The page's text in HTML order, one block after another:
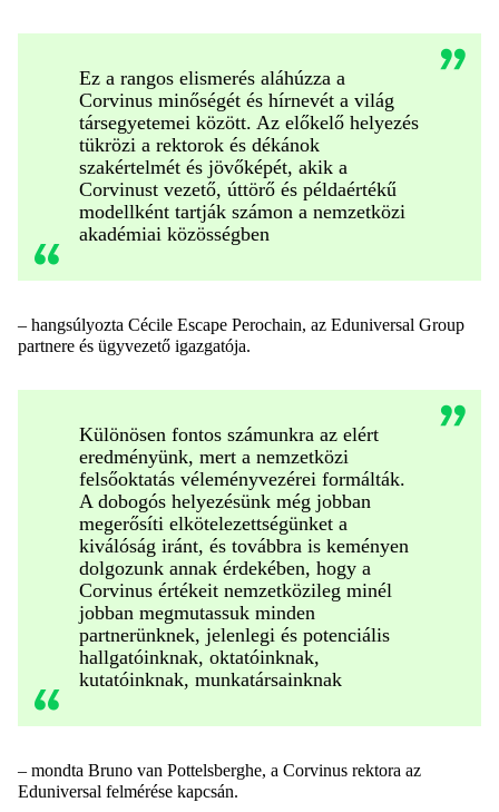
Ez a rangos elismerés aláhúzza a
Corvinus minőségét és hírnevét a világ
társegyetemei között. Az előkelő helyezés
tükrözi a rektorok és dékánok
szakértelmét és jövőképét, akik a
Corvinust vezető, úttörő és példaértékű
modellként tartják számon a nemzetközi
akadémiai közösségben
– hangsúlyozta Cécile Escape Perochain, az Eduniversal Group
partnere és ügyvezető igazgatója.
Különösen fontos számunkra az elért
eredményünk, mert a nemzetközi
felsőoktatás véleményvezérei formálták.
A dobogós helyezésünk még jobban
megerősíti elkötelezettségünket a
kiválóság iránt, és továbbra is keményen
dolgozunk annak érdekében, hogy a
Corvinus értékeit nemzetközileg minél
jobban megmutassuk minden
partnerünknek, jelenlegi és potenciális
hallgatóinknak, oktatóinknak,
kutatóinknak, munkatársainknak
– mondta Bruno van Pottelsberghe, a Corvinus rektora az
Eduniversal felmérése kapcsán.